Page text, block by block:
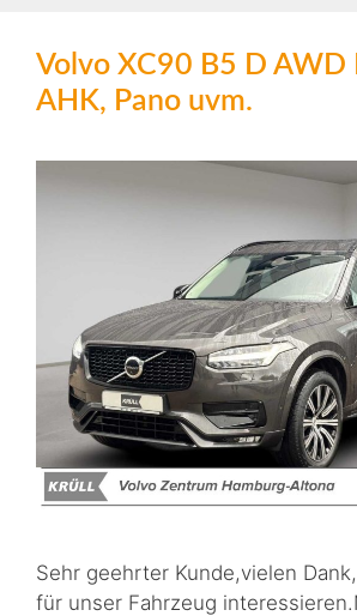
Volvo XC90 B5 D AWD
AHK, Pano uvm.
Sehr geehrter Kunde,vielen
für unser Fahrzeug